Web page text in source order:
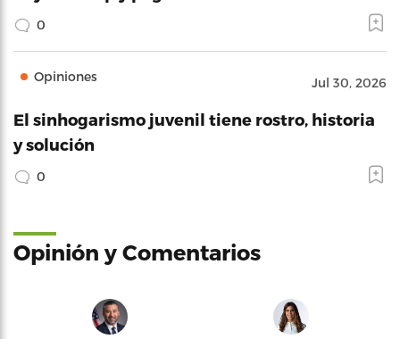
0
Opiniones Jul 30, 2026
El sinhogarismo juvenil tiene rostro, historia
y solución
0
Opinión y Comentarios